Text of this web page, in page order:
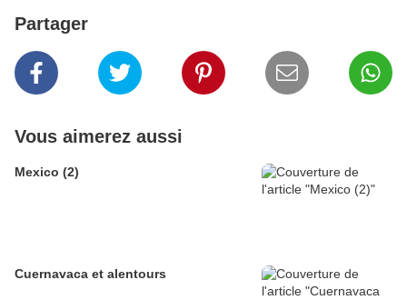
Partager
Vous aimerez aussi
Mexico (2)
Cuernavaca et alentours